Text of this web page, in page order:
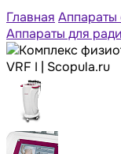
Главная Аппараты
Аппараты для